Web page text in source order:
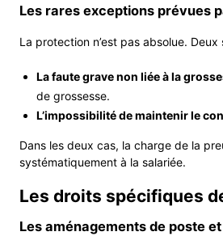
Les rares exceptions prévues
La protection n’est pas absolue.
La faute grave non liée à la
de grossesse.
L’impossibilité de maintenir le
Dans les deux cas, la charge de la
systématiquement à la salariée.
Les droits spécifiques
Les aménagements de poste